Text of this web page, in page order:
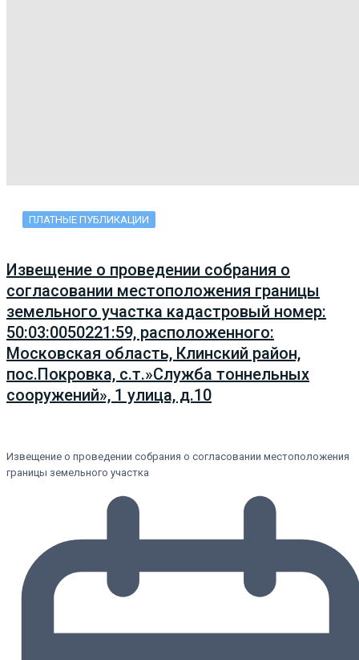
ПЛАТНЫЕ ПУБЛИКАЦИИ
Извещение о проведении собрания о
согласовании местоположения границы
земельного участка кадастровый номер:
50:03:0050221:59, расположенного:
Московская область, Клинский район,
пос.Покровка, с.т.»Служба тоннельных
сооружений», 1 улица, д.10
Извещение о проведении собрания о согласовании местоположения
границы земельного участка